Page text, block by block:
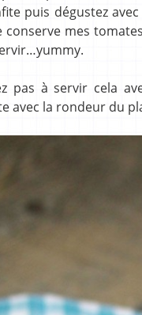
puis dégustez
conserve mes
pas à servir cela
avec la rondeur du